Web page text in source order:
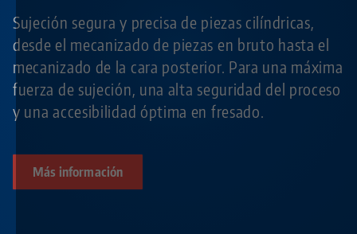
Sujeción segura y precisa de piezas cilíndricas,
desde el mecanizado de piezas en bruto hasta el
mecanizado de la cara posterior. Para una máxima
fuerza de sujeción, una alta seguridad del proceso
y una accesibilidad óptima en fresado.
Más información